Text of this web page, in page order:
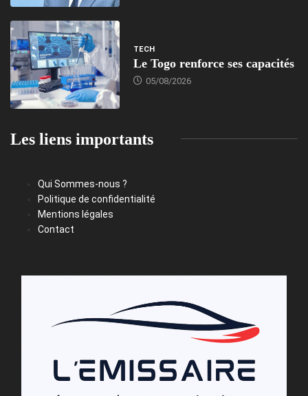
TECH
Le Togo renforce ses capacités
05/08/2026
Les liens importants
Qui Sommes-nous ?
Politique de confidentialité
Mentions légales
Contact